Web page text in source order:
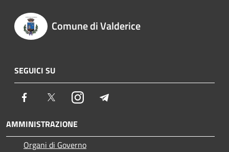
Comune di Valderice
SEGUICI SU
Facebook TwitterInstagram
AMMINISTRAZIONE
Organi di Governo